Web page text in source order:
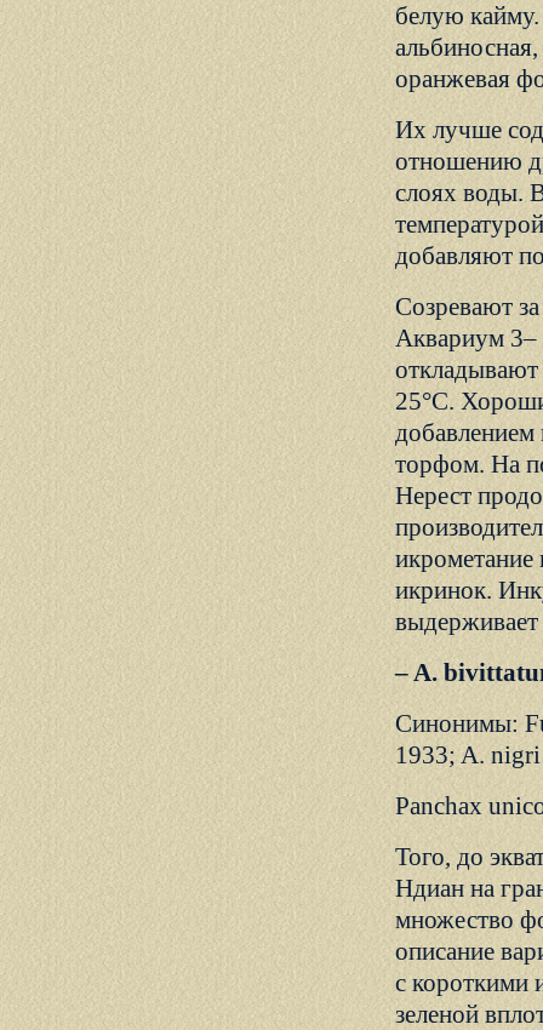
белую
оранжевая
Их лучше
отношению
слоях воды.
добавляют
Созревают
Аквариум 3–
откладывают
25°С.
торфом. На
Нерест
икрометание
икринок.
– A.
Синонимы:
1933; A.
Panchax
Того, до
Ндиан на
множество
описание
с короткими
зеленой